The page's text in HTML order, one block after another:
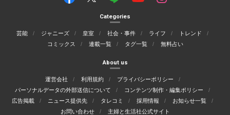
Categories
芸能 ジャニーズ 皇室 社会・事件 ライフ
トレンド
コミックス
連載一覧 タグ一覧 無料占い
About us
運営会社 利用規約
プライバシーポリシー
パーソナルデータの外部送信について
コンテンツ制作・編集ポリシー
広告掲載
ニュース提供先 タレコミ 採用情報
お知らせ一覧
お問い合わせ
主婦と生活社公式サイト